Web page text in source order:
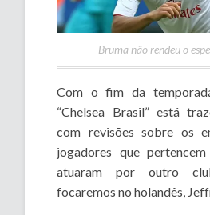
Bruma não rendeu o
Com o fim da
“Chelsea Brasil” está
com revisões sobre os
jogadores que
atuaram por outro
focaremos no holandês,